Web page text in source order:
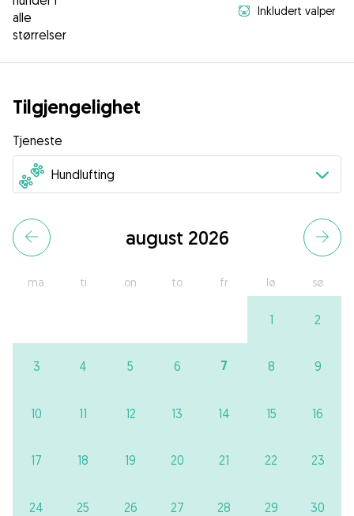
alle
størrelser
Inkludert valper
Tilgjengelighet
Tjeneste
august 2026
ma ti on to fr lø sø
1 2
3 4 5 6 7 8 9
10 11 12 13 14 15 16
17 18 19 20 21 22 23
24 25 26 27 28 29 30